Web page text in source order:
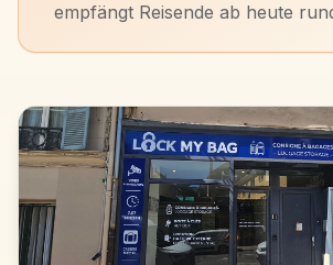
empfängt Reisende ab heute